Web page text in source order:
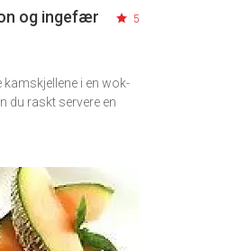
og ingefær 5
kamskjellene i en wok-
du raskt servere en